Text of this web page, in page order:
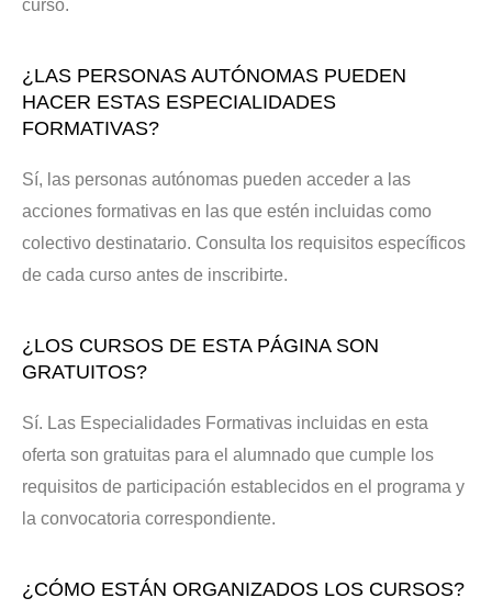
curso.
¿LAS PERSONAS AUTÓNOMAS PUEDEN
HACER ESTAS ESPECIALIDADES
FORMATIVAS?
Sí, las personas autónomas pueden acceder a las
acciones formativas en las que estén incluidas como
colectivo destinatario. Consulta los requisitos específicos
de cada curso antes de inscribirte.
¿LOS CURSOS DE ESTA PÁGINA SON
GRATUITOS?
Sí. Las Especialidades Formativas incluidas en esta
oferta son gratuitas para el alumnado que cumple los
requisitos de participación establecidos en el programa y
la convocatoria correspondiente.
¿CÓMO ESTÁN ORGANIZADOS LOS CURSOS?